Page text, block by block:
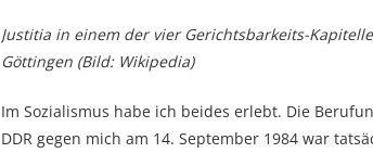
Justitia in einem der vier Gerichtsbarkeits-
Göttingen (Bild: Wikipedia)
Im Sozialismus habe ich beides erlebt. Die
DDR gegen mich am 14. September 1984 war